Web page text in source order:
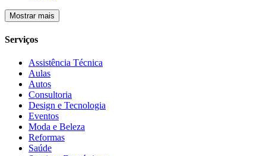
Mostrar mais
Serviços
Assistência Técnica
Aulas
Autos
Consultoria
Design e Tecnologia
Eventos
Moda e Beleza
Reformas
Saúde